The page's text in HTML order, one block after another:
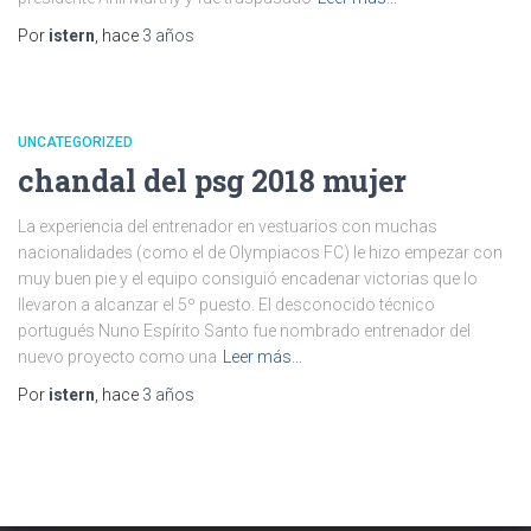
Por istern , hace 3 años
UNCATEGORIZED
chandal del psg 2018 mujer
La experiencia del entrenador en vestuarios con muchas
nacionalidades (como el de Olympiacos FC) le hizo empezar con
muy buen pie y el equipo consiguió encadenar victorias que lo
llevaron a alcanzar el 5º puesto. El desconocido técnico
portugués Nuno Espírito Santo fue nombrado entrenador del
nuevo proyecto como una
Leer más…
Por istern , hace 3 años